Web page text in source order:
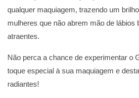
qualquer maquiagem, trazendo um
mulheres que não abrem mão de lábios
atraentes.
Não perca a chance de experimentar o
toque especial à sua maquiagem e
radiantes!